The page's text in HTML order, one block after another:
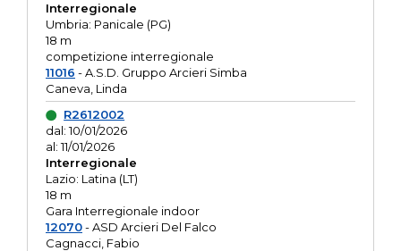
Interregionale
Umbria: Panicale (PG)
18 m
competizione interregionale
11016 - A.S.D. Gruppo Arcieri Simba
Caneva, Linda
R2612002
dal: 10/01/2026
al: 11/01/2026
Interregionale
Lazio: Latina (LT)
18 m
Gara Interregionale indoor
12070- ASD Arcieri Del Falco
Cagnacci, Fabio